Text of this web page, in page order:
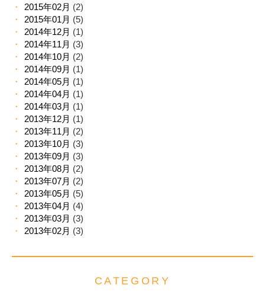
2015年02月 (2)
2015年01月 (5)
2014年12月 (1)
2014年11月 (3)
2014年10月 (2)
2014年09月 (1)
2014年05月 (1)
2014年04月 (1)
2014年03月 (1)
2013年12月 (1)
2013年11月 (2)
2013年10月 (3)
2013年09月 (3)
2013年08月 (2)
2013年07月 (2)
2013年05月 (5)
2013年04月 (4)
2013年03月 (3)
2013年02月 (3)
CATEGORY